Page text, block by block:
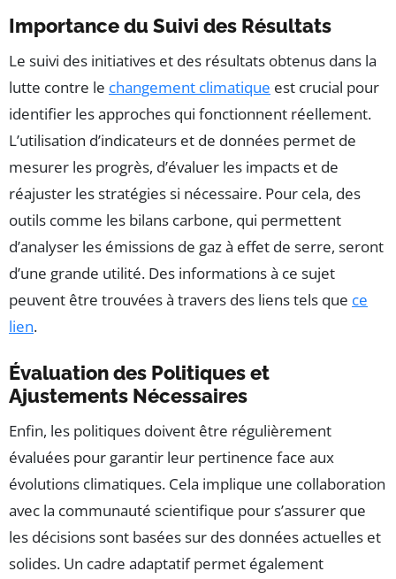
Importance du Suivi des Résultats
Le suivi des initiatives et des résultats obtenus dans la
lutte contre le changement climatique est crucial pour
identifier les approches qui fonctionnent réellement.
L’utilisation d’indicateurs et de données permet de
mesurer les progrès, d’évaluer les impacts et de
réajuster les stratégies si nécessaire. Pour cela, des
outils comme les bilans carbone, qui permettent
d’analyser les émissions de gaz à effet de serre, seront
d’une grande utilité. Des informations à ce sujet
peuvent être trouvées à travers des liens tels que ce
lien.
Évaluation des Politiques et
Ajustements Nécessaires
Enfin, les politiques doivent être régulièrement
évaluées pour garantir leur pertinence face aux
évolutions climatiques. Cela implique une collaboration
avec la communauté scientifique pour s’assurer que
les décisions sont basées sur des données actuelles et
solides. Un cadre adaptatif permet également